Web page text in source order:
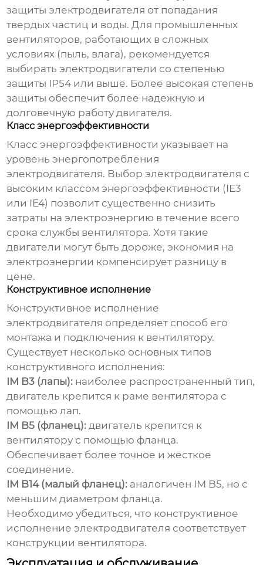
защитыэлектродвигателя от попадания
твердых частиц и воды. Для промышленных
вентиляторов, работающих в сложных
условиях (пыль, влага), рекомендуется
выбиратьэлектродвигатели со степенью
защиты IP54 или выше. Более высокая степень
защиты обеспечит более надежную и
долговечную работудвигателя.
Класс энергоэффективности
Класс энергоэффективности указывает на
уровень энергопотребления
электродвигателя. Выборэлектродвигателя с
высоким классом энергоэффективности (IE3
или IE4) позволит существенно снизить
затраты на электроэнергию в течение всего
срока службы вентилятора. Хотя такие
двигатели могут быть дороже, экономия на
электроэнергии компенсирует разницу в
цене.
Конструктивное исполнение
Конструктивное исполнение
электродвигателя определяет способ его
монтажа и подключения к вентилятору.
Существует несколько основных типов
конструктивного исполнения:
IM B3 (лапы): наиболее распространенный тип,
двигатель крепится к раме вентилятора с
помощью лап.
IM B5 (фланец): двигатель крепится к
вентилятору с помощью фланца.
Обеспечивает более точное и жесткое
соединение.
IM B14 (малый фланец): аналогичен IM B5, но с
меньшим диаметром фланца.
Необходимо убедиться, что конструктивное
исполнениеэлектродвигателя соответствует
конструкции вентилятора.